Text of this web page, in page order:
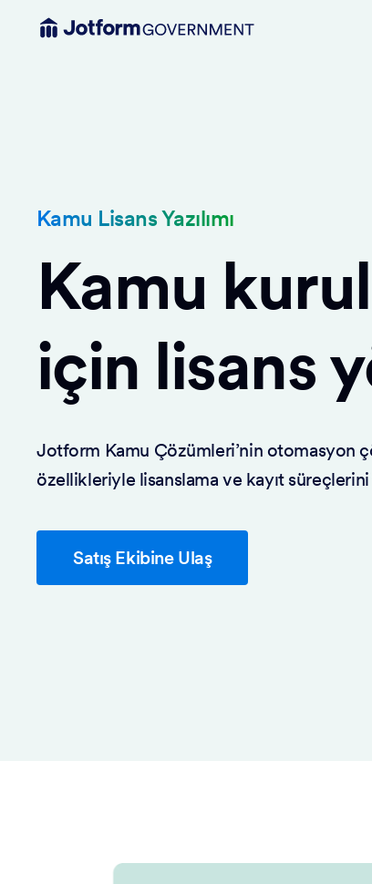
Kamu Lisans Yazılımı
Kamu
için lisans
Jotform Kamu Çözümleri’nin otomasyon
özellikleriyle lisanslama ve kayıt
Satış Ekibine Ulaş